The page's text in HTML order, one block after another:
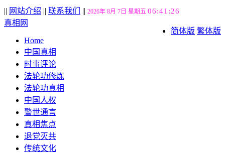
|| 网站介绍 || 联系我们 || 2026年 8月 7日 星期五 06:41:27
简体版 繁体版
真相网
Home
中国真相
时事评论
法轮功修炼
法轮功真相
中国人权
警世通言
真相焦点
退党灭共
传统文化